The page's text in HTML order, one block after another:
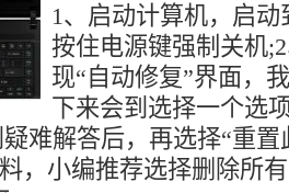
1、启动计算机，启动
按住电源键强制关机
现“自动修复”界面，
下来会到选择一个选
难解答后，再选择“重
，小编推荐选择删除所